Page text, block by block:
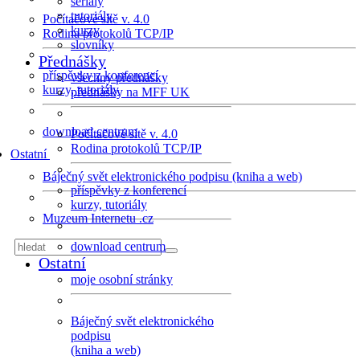
Počítačové sítě v. 4.0
Rodina protokolů TCP/IP
příspěvky z konferencí
kurzy, tutoriály
download centrum
Ostatní
Báječný svět elektronického podpisu (kniha a web)
Muzeum Internetu .cz
tutoriály
kurzy
slovníky
Přednášky
všechny přednášky
přednášky na MFF UK
Počítačové sítě v. 4.0
Rodina protokolů TCP/IP
příspěvky z konferencí
kurzy, tutoriály
download centrum
Ostatní
moje osobní stránky
Báječný svět elektronického
podpisu
(kniha a web)